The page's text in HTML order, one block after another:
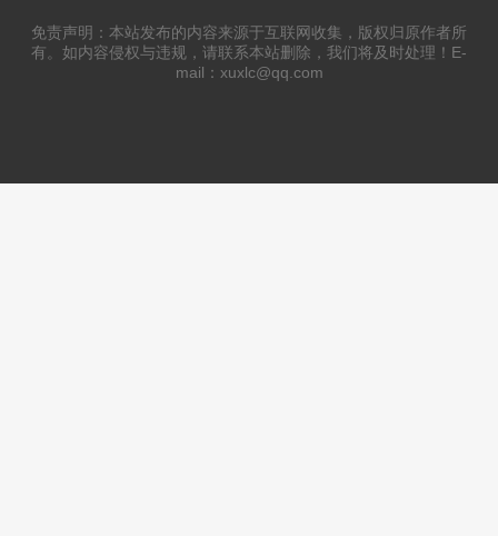
免责声明：本站发布的内容来源于互联网收集，版权归原作者所
有。如内容侵权与违规，请联系本站删除，我们将及时处理！E-
mail：xuxlc@qq.com